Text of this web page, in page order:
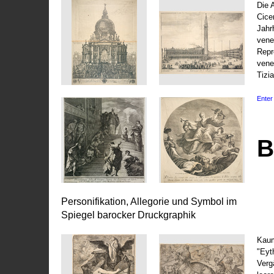
Die
Enter
Personifikation, Allegorie und Symbol im
Spiegel barocker Druckgraphik